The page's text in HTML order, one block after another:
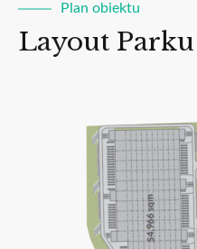
Plan obiektu
Layout Parku